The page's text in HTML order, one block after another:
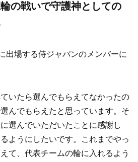
の戦いで守護神としての
出場する侍ジャパンのメンバーに
いたら選んでもらえてなかったの
んでもらえたと思っています。そ
選んでいただいたことに感謝し
ようにしたいです。これまでやっ
て、代表チームの輪に入れるよう